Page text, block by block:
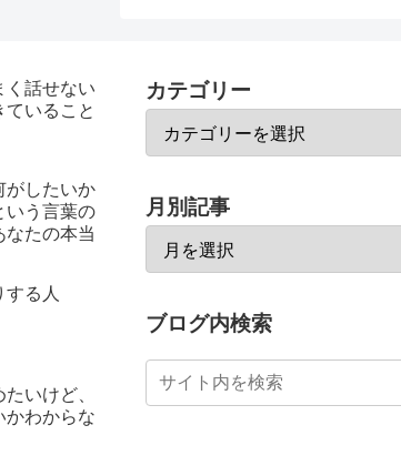
く話せない
ていること
がしたいか
いう言葉の
なたの本当
する人
いけど、
かわからな
カテゴリー
月別記事
ブログ内検索